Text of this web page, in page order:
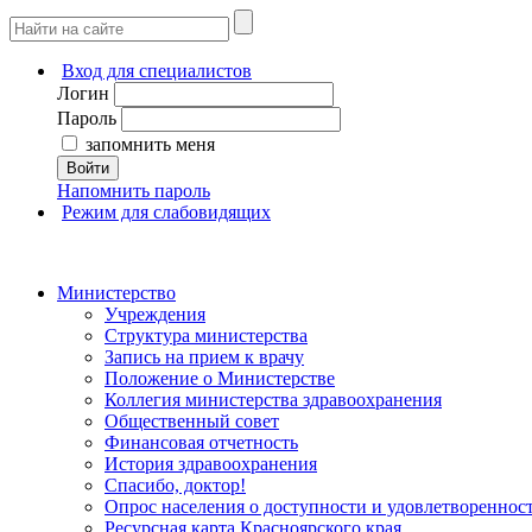
Вход для специалистов
Логин
Пароль
запомнить меня
Войти
Напомнить пароль
Режим для слабовидящих
Министерство
Учреждения
Структура министерства
Запись на прием к врачу
Положение о Министерстве
Коллегия министерства здравоохранения
Общественный совет
Финансовая отчетность
История здравоохранения
Спасибо, доктор!
Опрос населения о доступности и
Ресурсная карта Красноярского края